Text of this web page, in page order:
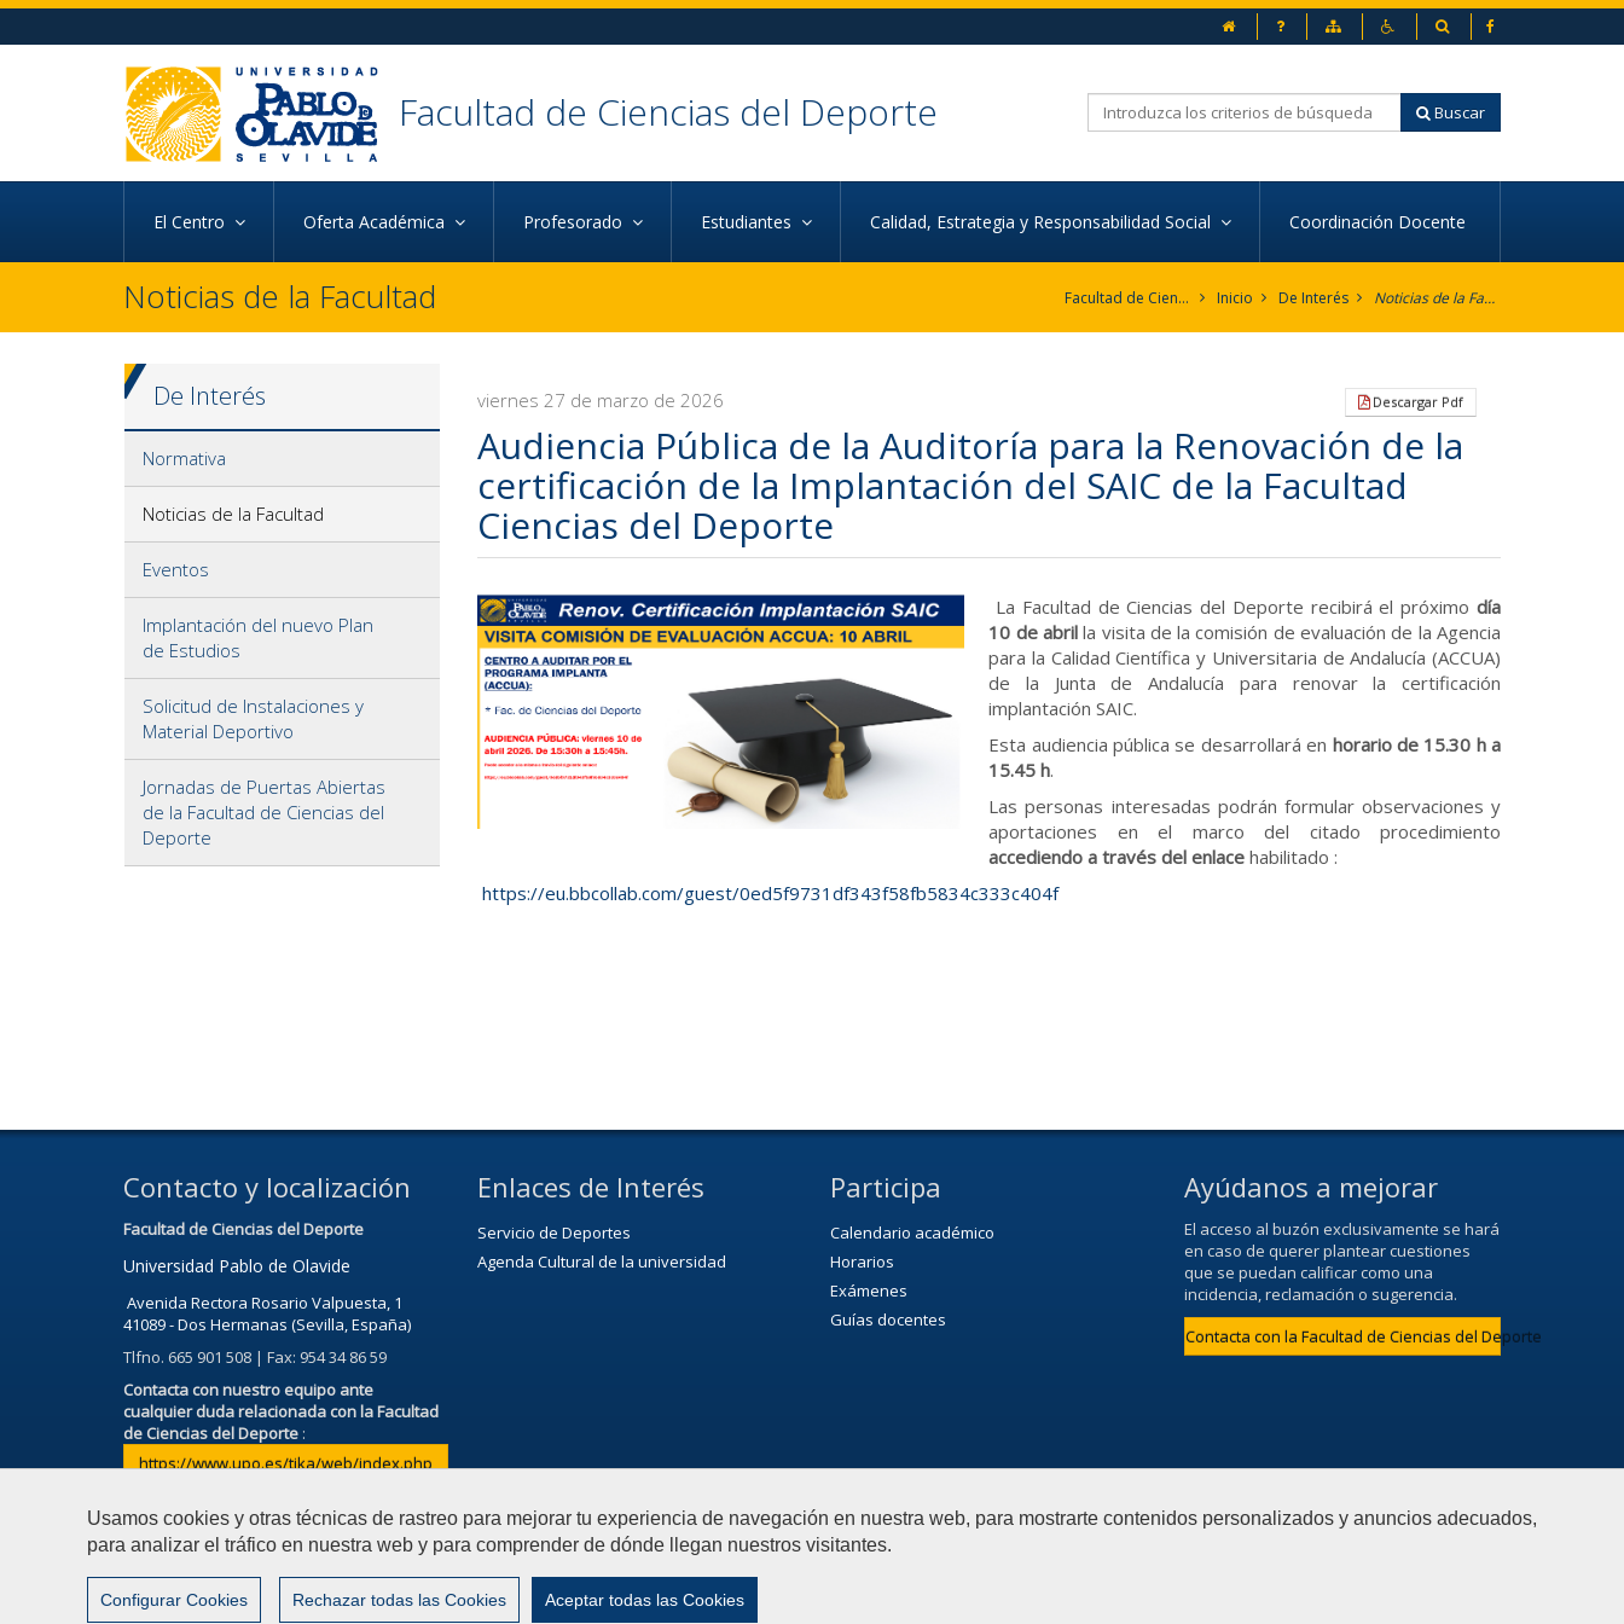
Usamos cookies y otras técnicas de rastreo para mejorar tu experiencia de navegación en nuestra web, para mostrarte contenidos personalizados y anuncios adecuados,
para analizar el tráfico en nuestra web y para comprender de dónde llegan nuestros visitantes.
Configurar Cookies Rechazar todas las Cookies Aceptar todas las Cookies
Ir al contenido principal de la página (alt + s)
Ir al pie de la página (alt + p)
Ir al menú principal (alt + u)
Preguntas frecuentes
Mapa webAccesibilidad
Buscador
Facultad de Ciencias del Deporte Buscar
El Centro Oferta Académica Profesorado Estudiantes Calidad, Estrategia y Responsabilidad Social Coordinación Docente
Noticias de la Facultad Facultad de Ciencias del Deporte Inicio De Interés Noticias de la Facultad
De Interés
Normativa
Noticias de la Facultad
Eventos
Implantación del nuevo Plan
de Estudios
Solicitud de Instalaciones y
Material Deportivo
Jornadas de Puertas Abiertas
de la Facultad de Ciencias del
Deporte
Descargar Pdf
viernes 27 de marzo de 2026
Audiencia Pública de la Auditoría para la Renovación de la
certificación de la Implantación del SAIC de la Facultad
Ciencias del Deporte
La Facultad de Ciencias del Deporte recibirá el próximo día
10 de abrilla visita de la comisión de evaluación de la Agencia
para la Calidad Científica y Universitaria de Andalucía (ACCUA)
de la Junta de Andalucía para renovar la certificación
implantación SAIC.
Esta audiencia pública se desarrollará en horario de 15.30 h a
15.45 h.
Las personas interesadas podrán formular observaciones y
aportaciones en el marco del citado procedimiento
accediendo a través del enlace habilitado :
https://eu.bbcollab.com/guest/0ed5f9731df343f58fb5834c333c404f
Contacto y localización
Facultad de Ciencias del Deporte
Universidad Pablo de Olavide
Avenida Rectora Rosario Valpuesta, 1
41089 - Dos Hermanas (Sevilla, España)
Tlfno. 665 901 508 | Fax: 954 34 86 59
Contacta con nuestro equipo ante
cualquier duda relacionada con la Facultad
de Ciencias del Deporte :
https://www.upo.es/tika/web/index.php
Enlaces de Interés
Servicio de Deportes
Agenda Cultural de la universidad
Participa
Calendario académico
Horarios
Exámenes
Guías docentes
Ayúdanos a mejorar
El acceso al buzón exclusivamente se hará
en caso de querer plantear cuestiones
que se puedan calificar como una
incidencia, reclamación o sugerencia.
Contacta con la Facultad de Ciencias del Deporte
© 2021 Universidad Pablo de Olavide - Facultad de Ciencias del Deporte Contactar